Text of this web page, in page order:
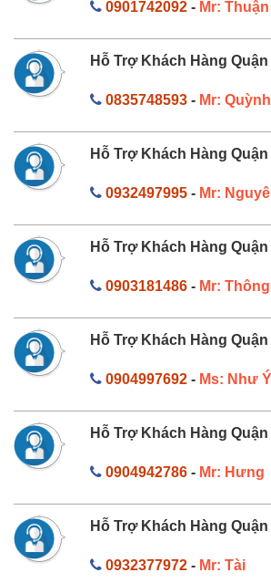
0901742092- Mr: Thuận
Hỗ Trợ Khách Hàng Quận
0835748593- Mr: Quỳnh
Hỗ Trợ Khách Hàng Quận
0932497995- Mr:
Hỗ Trợ Khách Hàng Quận
0903181486- Mr: Thông
Hỗ Trợ Khách Hàng Quận
0904997692- Ms: Như Ý
Hỗ Trợ Khách Hàng Quận
0904942786- Mr: Hưng
Hỗ Trợ Khách Hàng Quận
0932377972- Mr: Tài